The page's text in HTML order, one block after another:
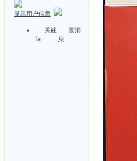
显示用户信息
关注
Ta
发消
息